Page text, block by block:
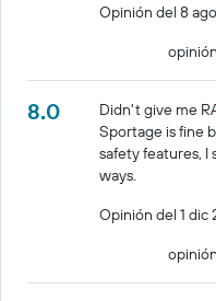
Opinión del 8
8.0
Didn't give me
Sportage is fine
safety features,
ways.
Opinión del 1 dic